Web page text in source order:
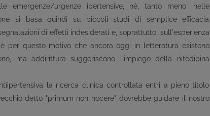
emergenze/urgenze ipertensive, né, tanto meno, nelle
si basa quindi su piccoli studi di semplice efficacia
di effetti indesiderati e, soprattutto, sull'esperienza
per questo motivo che ancora oggi in letteratura esistono
ma addirittura suggeriscono l'impiego della nifedipina
la ricerca clinica controllata entri a pieno titolo
detto "primum non nocere" dovrebbe guidare il nostro